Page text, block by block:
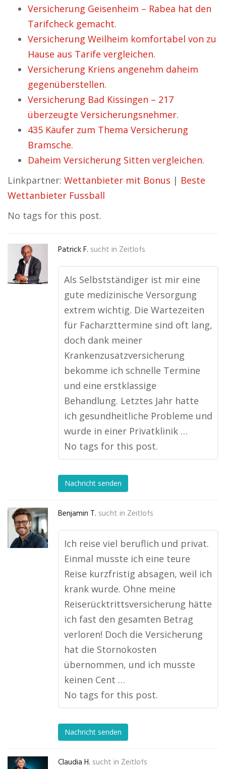
Versicherung Geisenheim – Rabea hat den
Tarifcheck gemacht.
Versicherung Weilheim komfortabel von zu
Hause aus Tarife vergleichen.
Versicherung Kriens angenehm daheim
gegenüberstellen.
Versicherung Bad Kissingen – 217
überzeugte Versicherungsnehmer.
435 Käufer zum Thema Versicherung
Bramsche.
Daheim Versicherung Sitten vergleichen.
Linkpartner: Wettanbieter mit Bonus | Beste
Wettanbieter Fussball
No tags for this post.
Patrick F. sucht in Zeitlofs
Als Selbstständiger ist mir eine
gute medizinische Versorgung
extrem wichtig. Die Wartezeiten
für Facharzttermine sind oft lang,
doch dank meiner
Krankenzusatzversicherung
bekomme ich schnelle Termine
und eine erstklassige
Behandlung. Letztes Jahr hatte
ich gesundheitliche Probleme und
wurde in einer Privatklinik …
No tags for this post.
Nachricht senden
Benjamin T. sucht in Zeitlofs
Ich reise viel beruflich und privat.
Einmal musste ich eine teure
Reise kurzfristig absagen, weil ich
krank wurde. Ohne meine
Reiserücktrittsversicherung hätte
ich fast den gesamten Betrag
verloren! Doch die Versicherung
hat die Stornokosten
übernommen, und ich musste
keinen Cent …
No tags for this post.
Nachricht senden
Claudia H. sucht in Zeitlofs